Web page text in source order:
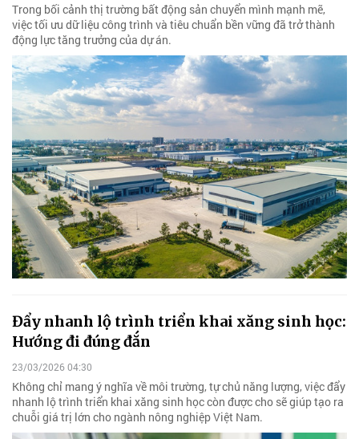
Trong bối cảnh thị trường bất động sản chuyển mình mạnh mẽ,
việc tối ưu dữ liệu công trình và tiêu chuẩn bền vững đã trở thành
động lực tăng trưởng của dự án.
Đẩy nhanh lộ trình triển khai xăng sinh học:
Hướng đi đúng đắn
23/03/2026 04:30
Không chỉ mang ý nghĩa về môi trường, tự chủ năng lượng, việc đẩy
nhanh lộ trình triển khai xăng sinh học còn được cho sẽ giúp tạo ra
chuỗi giá trị lớn cho ngành nông nghiệp Việt Nam.